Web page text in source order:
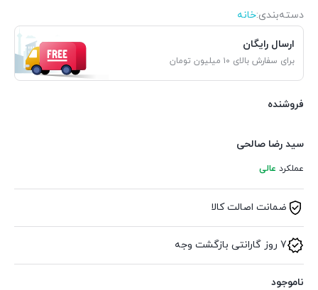
دسته‌بندی‌:خانه
ارسال رایگان
برای سفارش بالای ۱۰ میلیون تومان
فروشنده
سید رضا صالحی
عملکرد عالی
ضمانت اصالت کالا
7 روز گارانتی بازگشت وجه
ناموجود